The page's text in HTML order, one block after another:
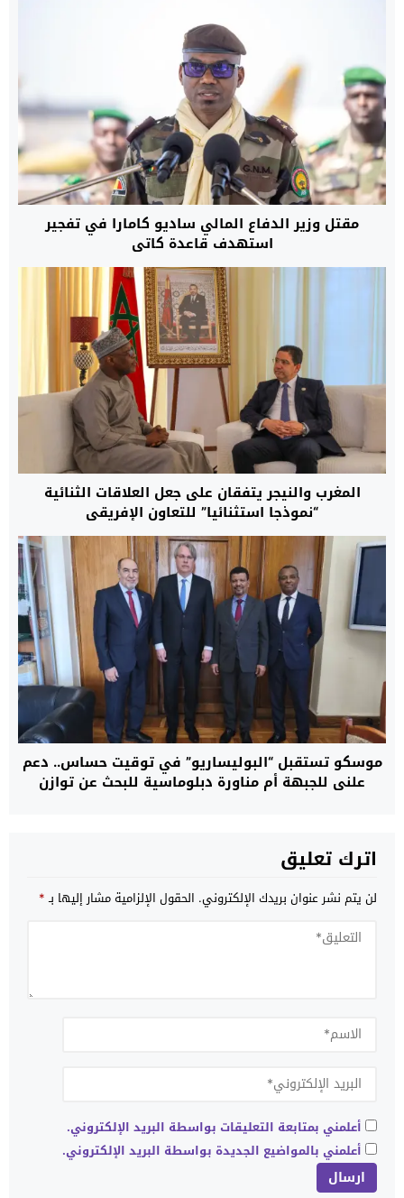
مقتل وزير الدفاع المالي ساديو كامارا في تفجير
استهدف قاعدة كاتي
المغرب والنيجر يتفقان على جعل العلاقات الثنائية
“نموذجا استثنائيا” للتعاون الإفريقي
موسكو تستقبل “البوليساريو” في توقيت حساس.. دعم
علني للجبهة أم مناورة دبلوماسية للبحث عن توازن
اترك تعليق
لن يتم نشر عنوان بريدك الإلكتروني. الحقول الإلزامية مشار إليها بـ*
أعلمني بمتابعة التعليقات بواسطة البريد الإلكتروني.
أعلمني بالمواضيع الجديدة بواسطة البريد الإلكتروني.